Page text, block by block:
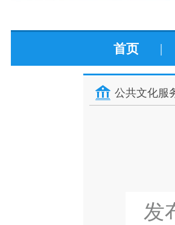
首页 |
公共文化服
发